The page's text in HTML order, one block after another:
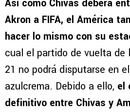
Así como Chivas deberá
Akron a FIFA, el América
hacer lo mismo con su
cual el partido de vuelta de
21 no podrá disputarse en
azulcrema. Debido a ello, el
definitivo entre Chivas y